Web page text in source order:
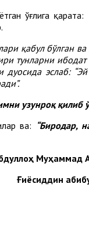
ўғлига қарата:
қабул бўлган
тунларни
дуосида эслаб:
”.
узунроқ қилиб
ва: “Биродар,
Муҳаммад
Ғиёсиддин